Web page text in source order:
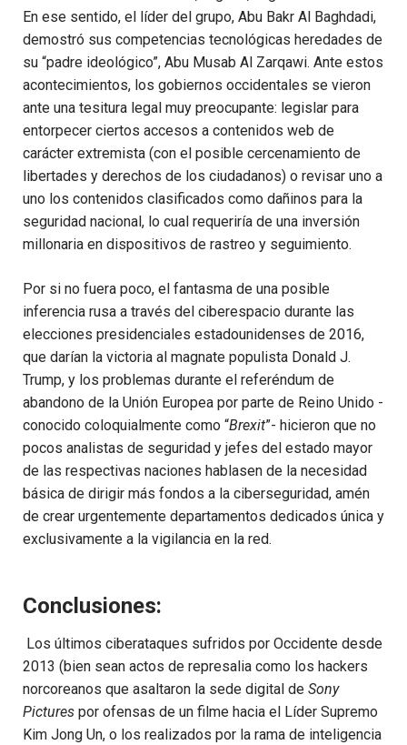
En ese sentido, el líder del grupo, Abu Bakr Al Baghdadi,
demostró sus competencias tecnológicas heredades de
su “padre ideológico”, Abu Musab Al Zarqawi. Ante estos
acontecimientos, los gobiernos occidentales se vieron
ante una tesitura legal muy preocupante: legislar para
entorpecer ciertos accesos a contenidos web de
carácter extremista (con el posible cercenamiento de
libertades y derechos de los ciudadanos) o revisar uno a
uno los contenidos clasificados como dañinos para la
seguridad nacional, lo cual requeriría de una inversión
millonaria en dispositivos de rastreo y seguimiento.
Por si no fuera poco, el fantasma de una posible
inferencia rusa a través del ciberespacio durante las
elecciones presidenciales estadounidenses de 2016,
que darían la victoria al magnate populista Donald J.
Trump, y los problemas durante el referéndum de
abandono de la Unión Europea por parte de Reino Unido -
conocido coloquialmente como “Brexit”- hicieron que no
pocos analistas de seguridad y jefes del estado mayor
de las respectivas naciones hablasen de la necesidad
básica de dirigir más fondos a la ciberseguridad, amén
de crear urgentemente departamentos dedicados única y
exclusivamente a la vigilancia en la red.
Conclusiones:
Los últimos ciberataques sufridos por Occidente desde
2013 (bien sean actos de represalia como los hackers
norcoreanos que asaltaron la sede digital de Sony
Pictures por ofensas de un filme hacia el Líder Supremo
Kim Jong Un, o los realizados por la rama de inteligencia